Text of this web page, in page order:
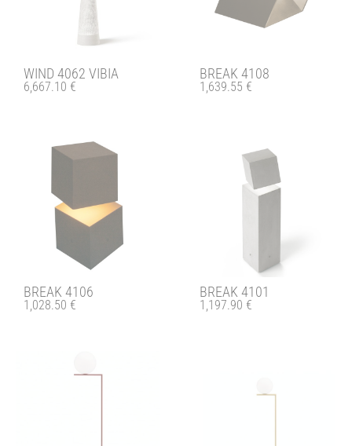
WIND 4062 VIBIA
6,667.10 €
BREAK 4108
1,639.55 €
BREAK 4106
1,028.50 €
BREAK 4101
1,197.90 €